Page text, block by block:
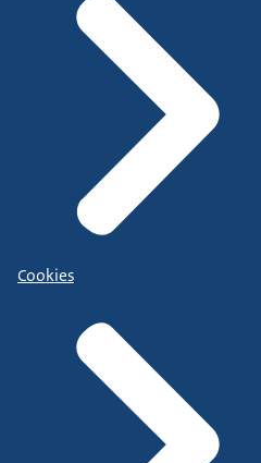
Cookies